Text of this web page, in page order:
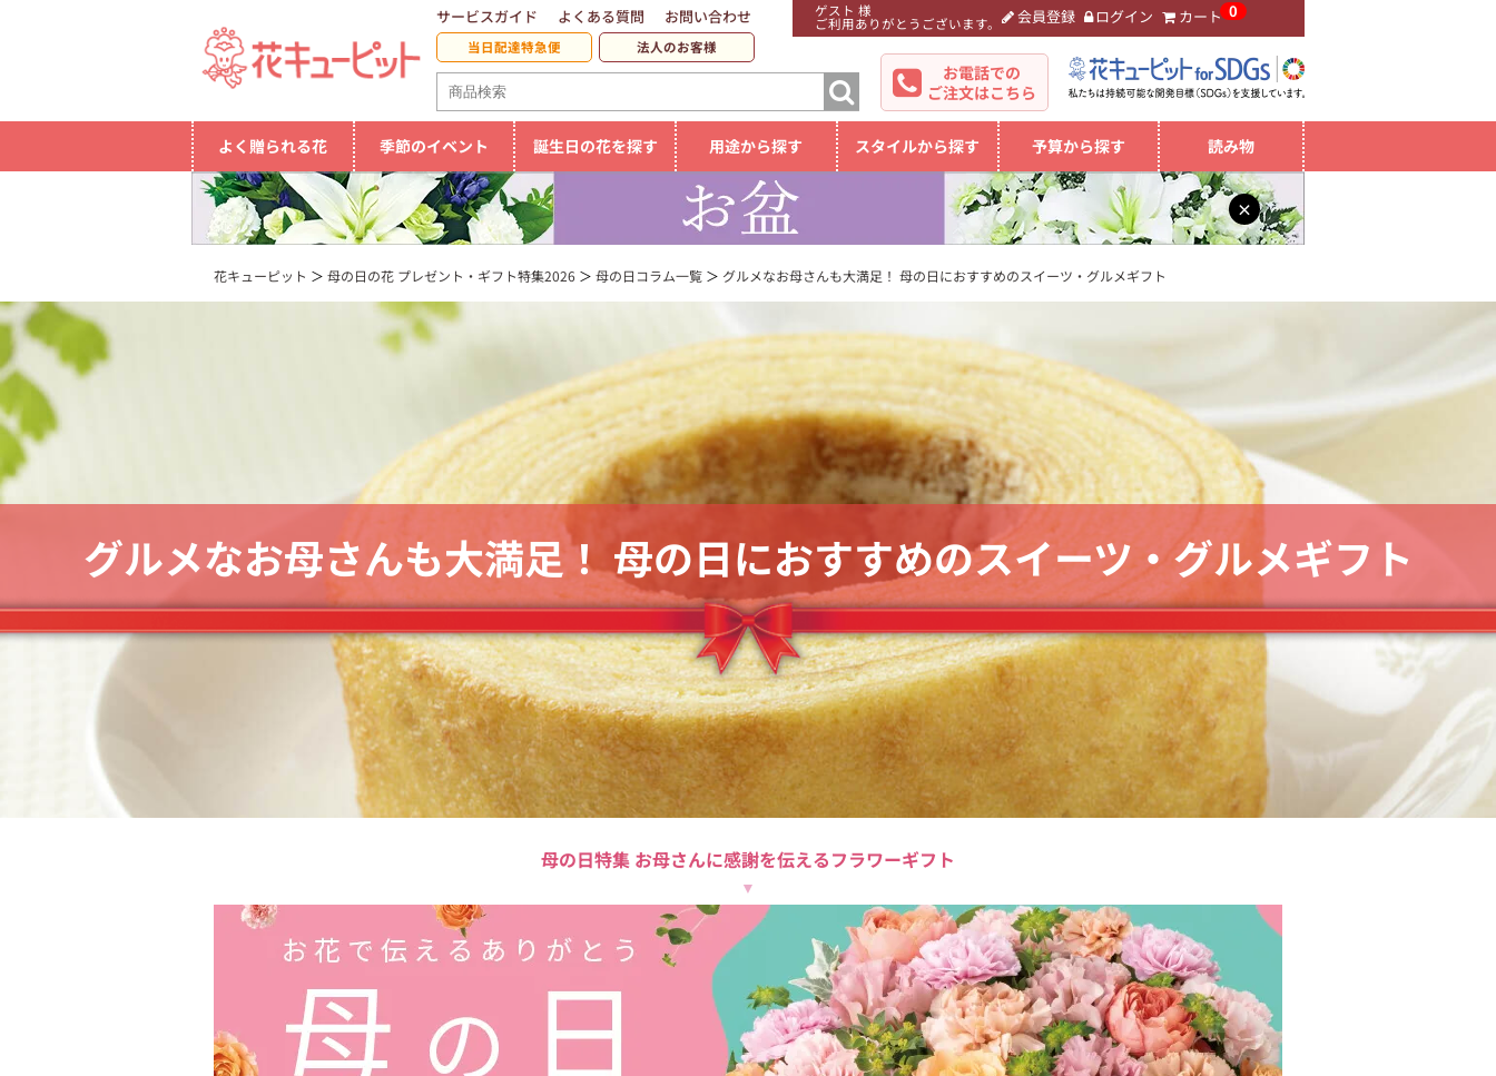
ゲスト 様
ご利用ありがとうございます。 会員登録 ログイン カート 0
サービスガイド よくある質問 お問い合わせ
当日配達特急便 法人のお客様
お電話での
ご注文はこちら
よく贈られる花 季節のイベント 誕生日の花を探す 用途から探す スタイルから探す 予算から探す 読み物
×
花キューピット 母の日の花 プレゼント・ギフト特集2026 母の日コラム一覧 グルメなお母さんも大満足！ 母の日におすすめのスイーツ・グルメギフト
グルメなお母さんも大満足！ 母の日におすすめのスイーツ・グルメギフト
母の日特集 お母さんに感謝を伝えるフラワーギフト
▼